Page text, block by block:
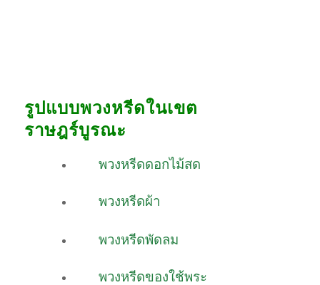
รูปแบบพวงหรีดในเขต
ราษฎร์บูรณะ
พวงหรีดดอกไม้สด
พวงหรีดผ้า
พวงหรีดพัดลม
พวงหรีดของใช้พระ